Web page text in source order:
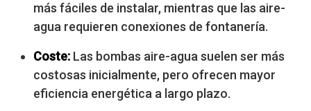
más fáciles de instalar, mientras que las aire-
agua requieren conexiones de fontanería.
Coste: Las bombas aire-agua suelen ser más
costosas inicialmente, pero ofrecen mayor
eficiencia energética a largo plazo.